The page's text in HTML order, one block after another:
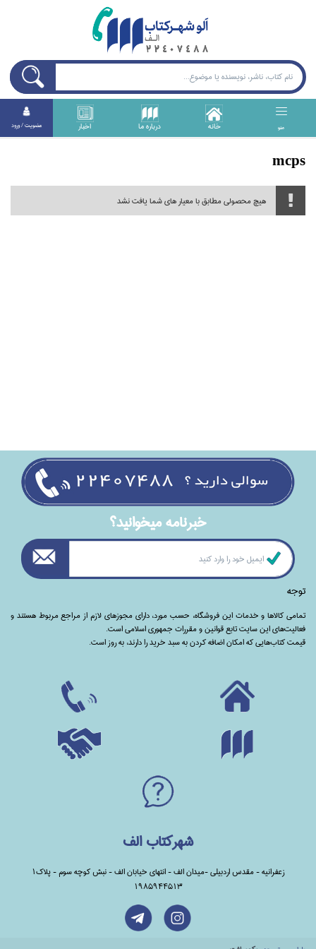
منو خانه درباره ما اخبار عضويت / ورود
mcps
هیچ محصولی مطابق با معیار های شما یافت نشد
خبرنامه ميخوانيد؟
توجه
تمامی‌ کالاها و خدمات این فروشگاه، حسب مورد،‌ دارای مجوزهای لازم از مراجع مربوط هستند ‌و‌‌
فعالیت‌های این سایت تابع قوانین و مقررات جمهوری اسلامی است.
قیمت کتاب‌هایی که امکان اضافه کردن به سبد خرید را دارند،‌ به روز است.
شهرکتاب الف
زعفرانیه - مقدس اردبیلی -میدان الف - انتهای خیابان الف - نبش کوچه سوم - پلاک1
1985944513